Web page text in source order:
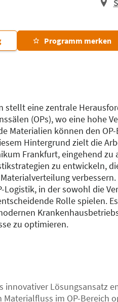
Programm merken
stellt eine zentrale
(OPs), wo eine hohe
Materialien können den
Hintergrund zielt die
Frankfurt, eingehend zu
zu entwickeln,
in der sowohl die
Rolle spielen.
zu optimieren.
Lösungsansatz
im OP-Bereich